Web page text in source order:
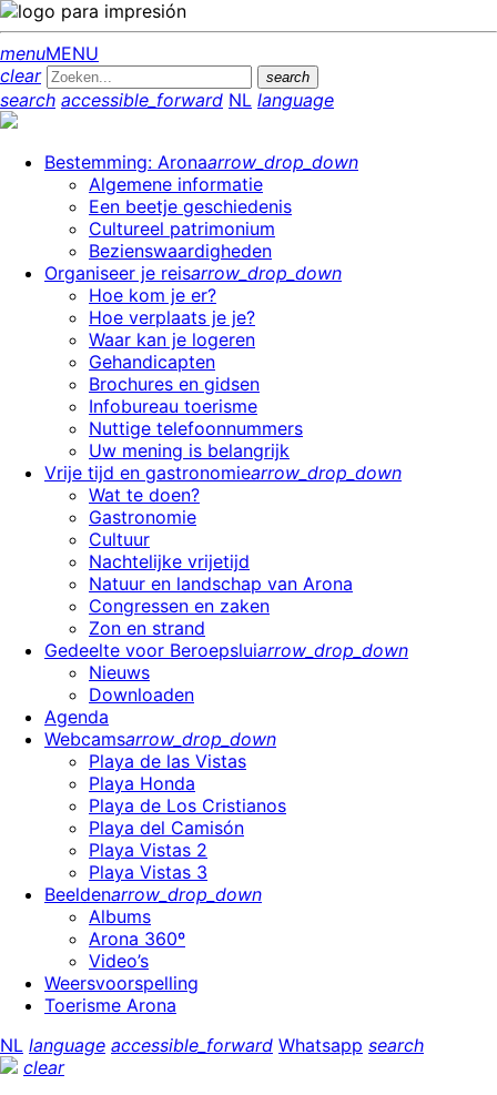
menuMENU
clear
search
search accessible_forward NL language
Bestemming: Aronaarrow_drop_down
Algemene informatie
Een beetje geschiedenis
Cultureel patrimonium
Bezienswaardigheden
Organiseer je reisarrow_drop_down
Hoe kom je er?
Hoe verplaats je je?
Waar kan je logeren
Gehandicapten
Brochures en gidsen
Infobureau toerisme
Nuttige telefoonnummers
Uw mening is belangrijk
Vrije tijd en gastronomiearrow_drop_down
Wat te doen?
Gastronomie
Cultuur
Nachtelijke vrijetijd
Natuur en landschap van Arona
Congressen en zaken
Zon en strand
Gedeelte voor Beroepsluiarrow_drop_down
Nieuws
Downloaden
Agenda
Webcamsarrow_drop_down
Playa de las Vistas
Playa Honda
Playa de Los Cristianos
Playa del Camisón
Playa Vistas 2
Playa Vistas 3
Beeldenarrow_drop_down
Albums
Arona 360º
Video’s
Weersvoorspelling
Toerisme Arona
NL language accessible_forward Whatsapp search
clear